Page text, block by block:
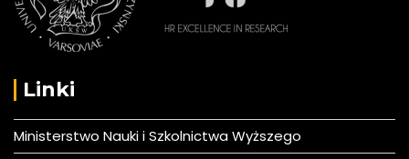
Linki
Ministerstwo Nauki i Szkolnictwa Wyższego